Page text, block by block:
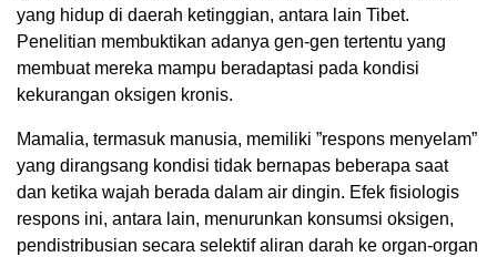
yang hidup di daerah ketinggian, antara lain Tibet.
Penelitian membuktikan adanya gen-gen tertentu yang
membuat mereka mampu beradaptasi pada kondisi
kekurangan oksigen kronis.
Mamalia, termasuk manusia, memiliki ”respons menyelam”
yang dirangsang kondisi tidak bernapas beberapa saat
dan ketika wajah berada dalam air dingin. Efek fisiologis
respons ini, antara lain, menurunkan konsumsi oksigen,
pendistribusian secara selektif aliran darah ke organ-organ